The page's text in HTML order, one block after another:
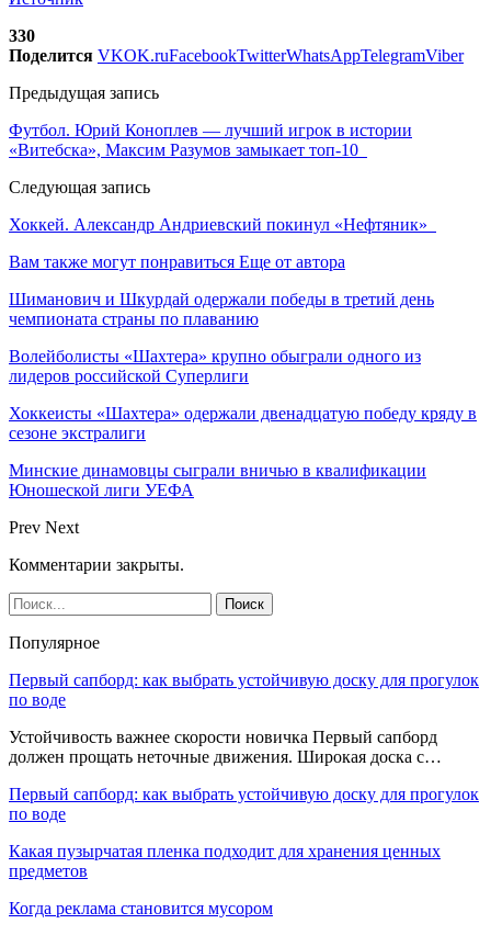
330
Поделится VKOK.ruFacebookTwitterWhatsAppTelegramViber
Предыдущая запись
Футбол. Юрий Коноплев — лучший игрок в истории
«Витебска», Максим Разумов замыкает топ-10
Следующая запись
Хоккей. Александр Андриевский покинул «Нефтяник»
Вам также могут понравиться Еще от автора
Шиманович и Шкурдай одержали победы в третий день
чемпионата страны по плаванию
Волейболисты «Шахтера» крупно обыграли одного из
лидеров российской Суперлиги
Хоккеисты «Шахтера» одержали двенадцатую победу кряду в
сезоне экстралиги
Минские динамовцы сыграли вничью в квалификации
Юношеской лиги УЕФА
Prev Next
Комментарии закрыты.
Популярное
Первый сапборд: как выбрать устойчивую доску для прогулок
по воде
Устойчивость важнее скорости новичка Первый сапборд
должен прощать неточные движения. Широкая доска с…
Первый сапборд: как выбрать устойчивую доску для прогулок
по воде
Какая пузырчатая пленка подходит для хранения ценных
предметов
Когда реклама становится мусором